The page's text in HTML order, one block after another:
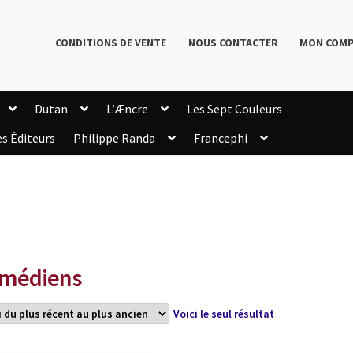
CONDITIONS DE VENTE NOUS CONTACTER MON
Dutan L’Æncre
Les Sept Couleurs
Éditeurs Philippe Randa
Francephi
Voici le seul résultat